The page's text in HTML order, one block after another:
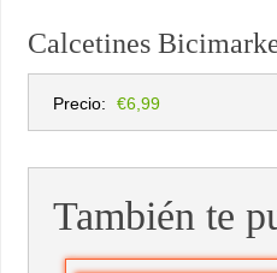
Calcetines
Precio: €6,99
También te